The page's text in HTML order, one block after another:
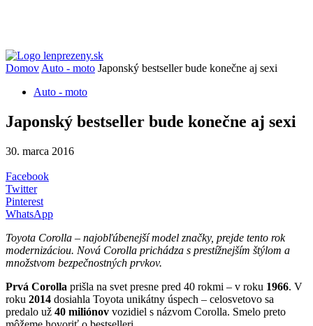
Domov Auto - moto Japonský bestseller bude konečne aj sexi
Auto - moto
Japonský bestseller bude konečne aj sexi
30. marca 2016
Facebook
Twitter
Pinterest
WhatsApp
Toyota Corolla – najobľúbenejší model značky, prejde tento rok
modernizáciou. Nová Corolla prichádza s prestížnejším štýlom a
množstvom bezpečnostných prvkov.
Prvá Corolla prišla na svet presne pred 40 rokmi – v roku 1966. V
roku 2014 dosiahla Toyota unikátny úspech – celosvetovo sa
predalo už 40 miliónov vozidiel s názvom Corolla. Smelo preto